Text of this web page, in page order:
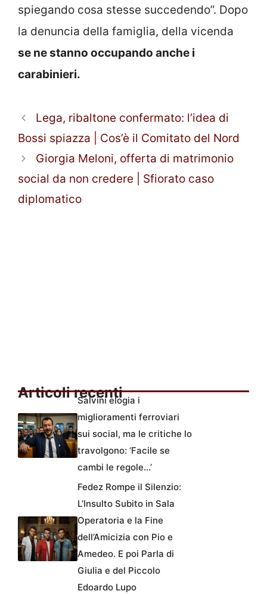
spiegando cosa stesse succedendo”. Dopo
la denuncia della famiglia, della vicenda
se ne stanno occupando anche i
carabinieri.
Lega, ribaltone confermato: l’idea di
Bossi spiazza | Cos’è il Comitato del Nord
Giorgia Meloni, offerta di matrimonio
social da non credere | Sfiorato caso
diplomatico
Articoli recenti
Salvini elogia i
miglioramenti ferroviari
sui social, ma le critiche lo
travolgono: ‘Facile se
cambi le regole…’
Fedez Rompe il Silenzio:
L’Insulto Subito in Sala
Operatoria e la Fine
dell’Amicizia con Pio e
Amedeo. E poi Parla di
Giulia e del Piccolo
Edoardo Lupo